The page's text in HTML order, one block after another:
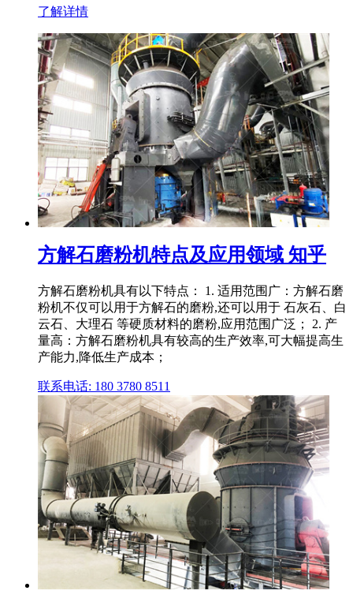
了解详情
方解石磨粉机特点及应用领域 知乎
方解石磨粉机具有以下特点： 1. 适用范围广：方解石磨
粉机不仅可以用于方解石的磨粉,还可以用于 石灰石、白
云石、大理石 等硬质材料的磨粉,应用范围广泛； 2. 产
量高：方解石磨粉机具有较高的生产效率,可大幅提高生
产能力,降低生产成本；
联系电话: 180 3780 8511